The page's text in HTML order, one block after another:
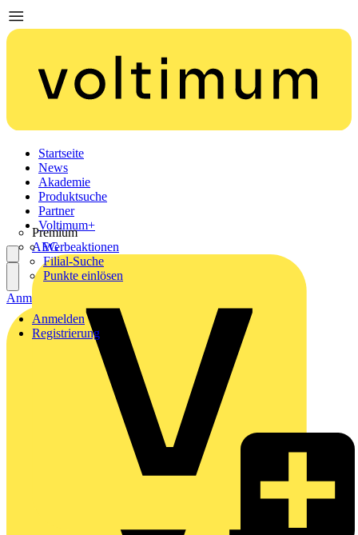
Startseite
News
Akademie
Produktsuche
Partner
Premium
AEG
Voltimum+
Werbeaktionen
Filial-Suche
Punkte einlösen
Anmelden
Registrierung
Anmelden